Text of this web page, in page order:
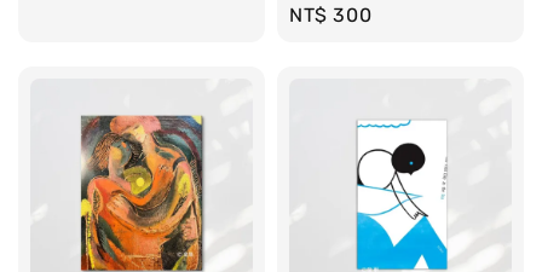
Regular
NT$ 300